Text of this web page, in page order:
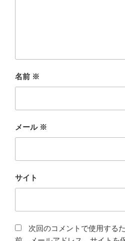
名前 ※
メール ※
サイト
次回のコメントで使用する